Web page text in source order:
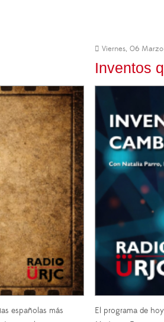
españolas más
Viernes, 06
Inventos
El programa de